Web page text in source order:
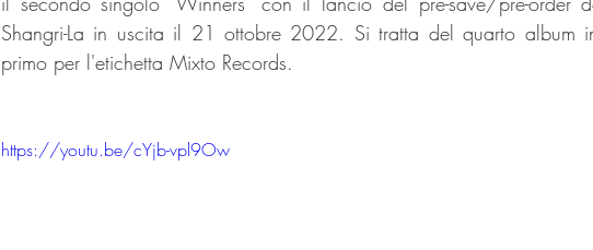
Shangri-La in uscita il 21 ottobre 2022. Si tratta del quarto album
primo per l'etichetta Mixto Records.
https://youtu.be/cYjb-vpl9Ow